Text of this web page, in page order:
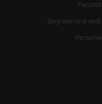
Facoltà
Segreterie e sedi
Persone